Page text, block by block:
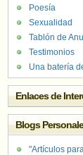
Poesía
Sexualidad
Tablón de
Testimonios
Una batería
Enlaces de
Blogs
"Artículos